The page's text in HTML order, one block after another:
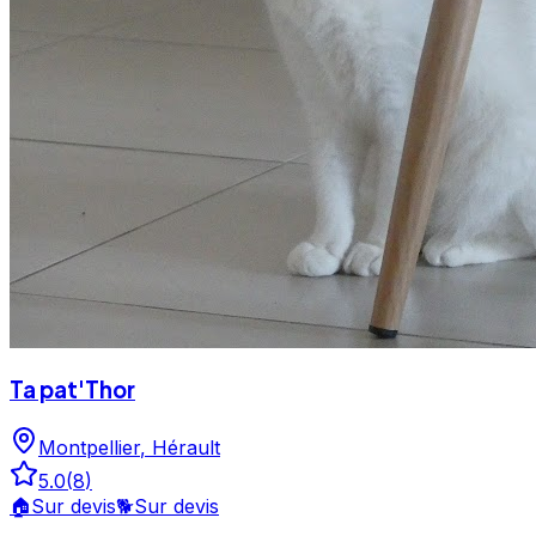
Ta pat'Thor
Montpellier, Hérault
5.0(8)
🏠Sur devis🐕Sur devis